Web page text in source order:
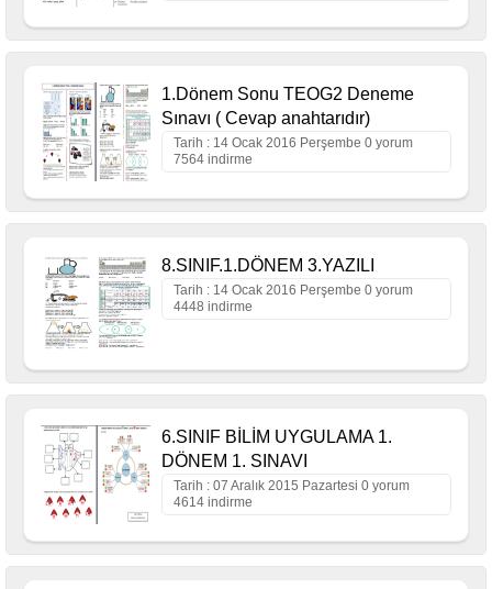
1.Dönem Sonu TEOG2 Deneme
Sınavı ( Cevap anahtarıdır)
Tarih : 14 Ocak 2016 Perşembe 0 yorum
7564 indirme
8.SINIF.1.DÖNEM 3.YAZILI
Tarih : 14 Ocak 2016 Perşembe 0 yorum
4448 indirme
6.SINIF BİLİM UYGULAMA 1.
DÖNEM 1. SINAVI
Tarih : 07 Aralık 2015 Pazartesi 0 yorum
4614 indirme